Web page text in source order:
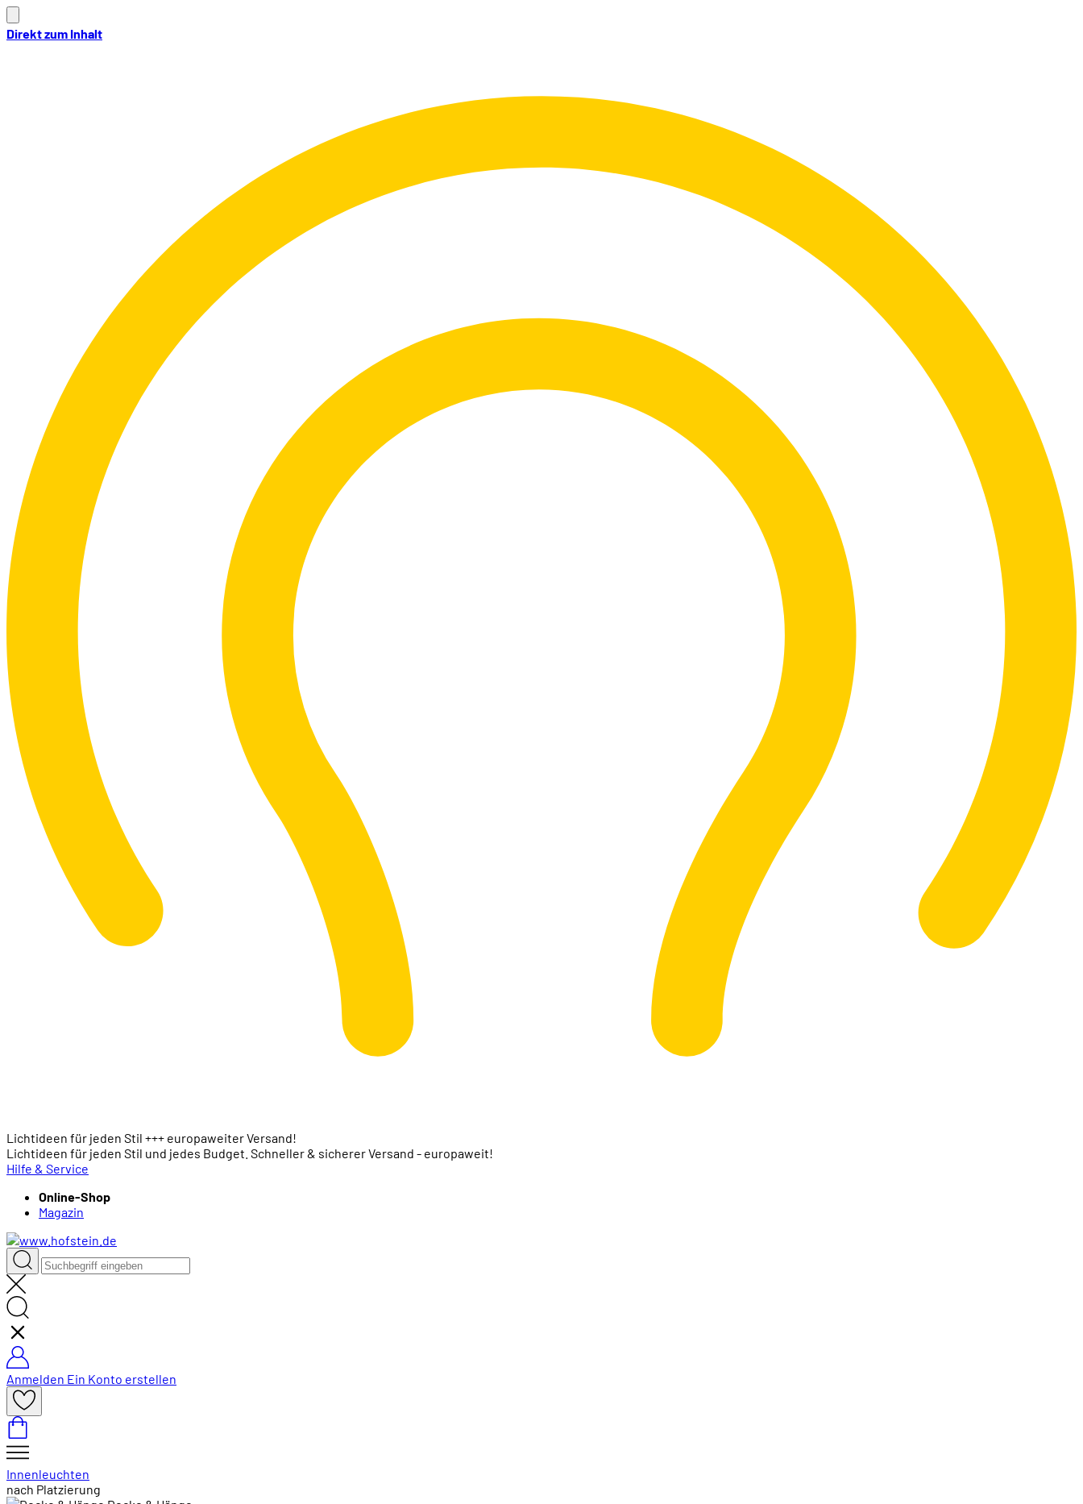
Direkt zum Inhalt
Lichtideen für jeden Stil +++ europaweiter Versand!
Lichtideen für jeden Stil und jedes Budget. Schneller & sicherer Versand - europaweit!
Hilfe & Service
Online-Shop
Magazin
Anmelden Ein Konto erstellen
Innenleuchten
nach Platzierung